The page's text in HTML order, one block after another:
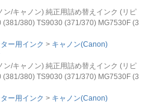
ン/キャノン) 純正用詰め替えインク (リピ
380) TS9030 (371/370) MG7530F (3
ー用インク
キャノン(Canon)
ン/キャノン) 純正用詰め替えインク (リピ
380) TS9030 (371/370) MG7530F (3
ー用インク
キャノン(Canon)